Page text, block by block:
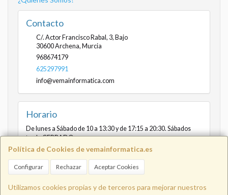
Política de Cookies de vemainformatica.es
Configurar Rechazar Aceptar Cookies
Utilizamos cookies propias y de terceros para mejorar nuestros
Contacto
C/. Actor Francisco Rabal, 3, Bajo
30600Archena, Murcia
968674179
625297991
info@vemainformatica.com
Horario
De lunes a Sábado de 10 a 13:30 y de 17:15 a 20:30. Sábados
tarde CERRADO
Info@vemainformatica.com 625